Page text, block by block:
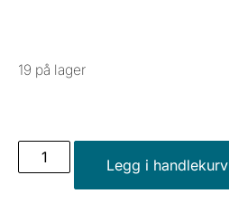
19 på lager
Legg i handlekurv